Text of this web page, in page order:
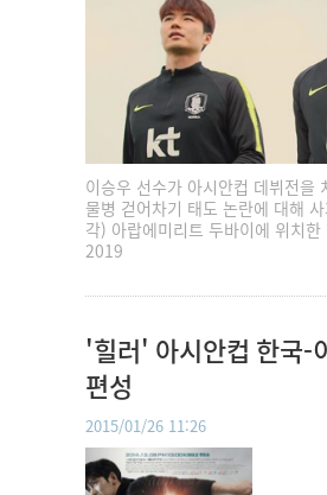
이승우 선수가 아시안컵 데뷔전을
물병 걷어차기 태도 논란에 대해
각) 아랍에미리트 두바이에 위치
2019
'힐러' 아시안컵 한국-
편성
2015/01/26 11:26